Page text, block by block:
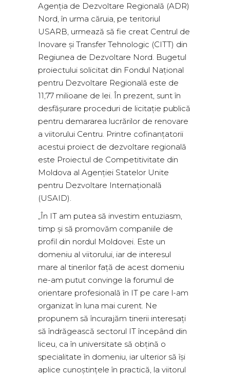
Agenția de Dezvoltare Regională (ADR)
Nord, în urma căruia, pe teritoriul
USARB, urmează să fie creat Centrul de
Inovare și Transfer Tehnologic (CITT) din
Regiunea de Dezvoltare Nord. Bugetul
proiectului solicitat din Fondul Național
pentru Dezvoltare Regională este de
11,77 milioane de lei. În prezent, sunt în
desfășurare proceduri de licitație publică
pentru demararea lucrărilor de renovare
a viitorului Centru. Printre cofinanțatorii
acestui proiect de dezvoltare regională
este Proiectul de Competitivitate din
Moldova al Agenției Statelor Unite
pentru Dezvoltare Internațională
(USAID).
„În IT am putea să investim entuziasm,
timp și să promovăm companiile de
profil din nordul Moldovei. Este un
domeniu al viitorului, iar de interesul
mare al tinerilor față de acest domeniu
ne-am putut convinge la forumul de
orientare profesională în IT pe care l-am
organizat în luna mai curent. Ne
propunem să încurajăm tinerii interesați
să îndrăgească sectorul IT începând din
liceu, ca în universitate să obțină o
specialitate în domeniu, iar ulterior să își
aplice cunoștințele în practică, la viitorul